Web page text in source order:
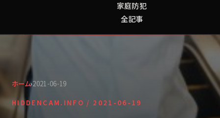
家庭防犯
全記事
ホーム›2021-06-19
HIDDENCAM.INFO / 2021-06-19